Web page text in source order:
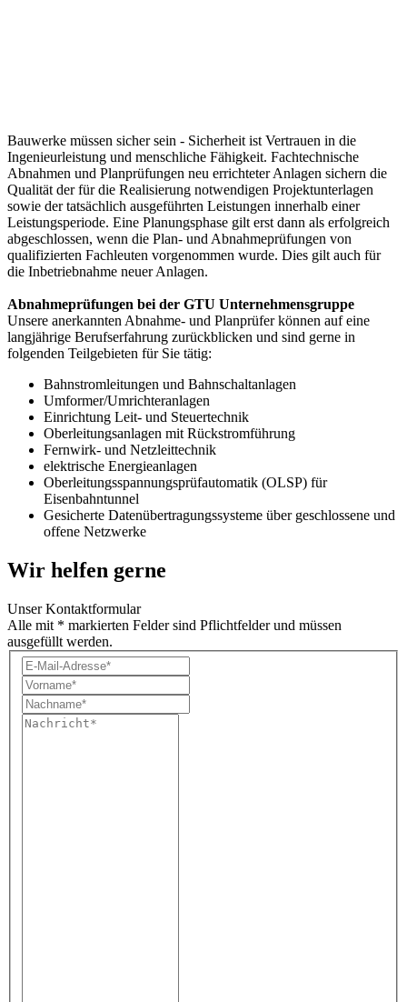
Bauwerke müssen sicher sein - Sicherheit ist Vertrauen in die
Ingenieurleistung und menschliche Fähigkeit. Fachtechnische
Abnahmen und Planprüfungen neu errichteter Anlagen sichern die
Qualität der für die Realisierung notwendigen Projektunterlagen
sowie der tatsächlich ausgeführten Leistungen innerhalb einer
Leistungsperiode. Eine Planungsphase gilt erst dann als erfolgreich
abgeschlossen, wenn die Plan- und Abnahmeprüfungen von
qualifizierten Fachleuten vorgenommen wurde. Dies gilt auch für
die Inbetriebnahme neuer Anlagen.
Abnahmeprüfungen bei der GTU Unternehmensgruppe
Unsere anerkannten Abnahme- und Planprüfer können auf eine
langjährige Berufserfahrung zurückblicken und sind gerne in
folgenden Teilgebieten für Sie tätig:
Bahnstromleitungen und Bahnschaltanlagen
Umformer/Umrichteranlagen
Einrichtung Leit- und Steuertechnik
Oberleitungsanlagen mit Rückstromführung
Fernwirk- und Netzleittechnik
elektrische Energieanlagen
Oberleitungsspannungsprüfautomatik (OLSP) für
Eisenbahntunnel
Gesicherte Datenübertragungssysteme über geschlossene und
offene Netzwerke
Wir helfen gerne
Unser Kontaktformular
Alle mit * markierten Felder sind Pflichtfelder und müssen
ausgefüllt werden.